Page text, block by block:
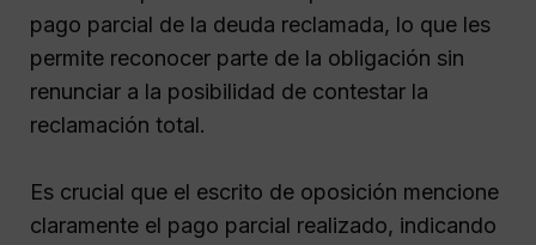
pago parcial de la deuda reclamada, lo que les
permite reconocer parte de la obligación sin
renunciar a la posibilidad de contestar la
reclamación total.
Es crucial que el escrito de oposición mencione
claramente el pago parcial realizado, indicando